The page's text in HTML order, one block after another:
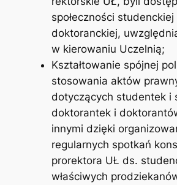
społeczności studenckiej
doktoranckiej,
w kierowaniu Uczelnią;
Kształtowanie spójnej
stosowania aktów
dotyczących studentek i
doktorantek i
innymi dzięki
regularnych spotkań
prorektora UŁ ds.
właściwych